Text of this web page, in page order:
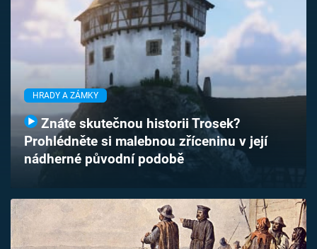
Pořady
TV Program
Časopis
Sledujte prima+
Sledujte nás
HRADY A ZÁMKY
Znáte skutečnou historii Trosek?
Prohlédněte si malebnou zříceninu v její
nádherné původní podobě